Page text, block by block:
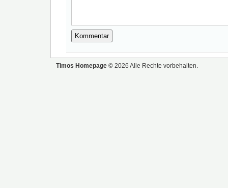
Timos Homepage © 2026 Alle Rechte vorbehalten.